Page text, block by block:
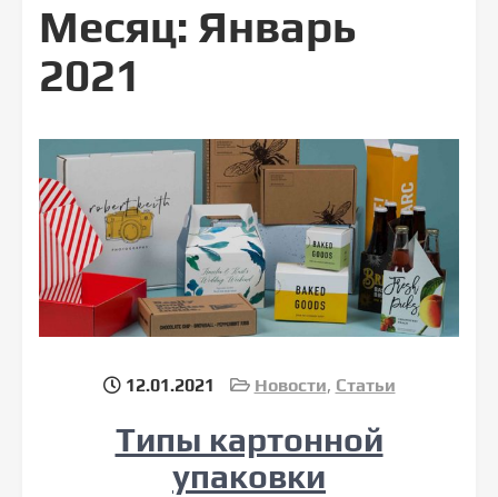
Месяц: Январь
2021
12.01.2021 Новости, Статьи
Типы картонной
упаковки